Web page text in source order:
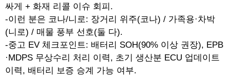
싸게 + 화재 리콜 이슈 회피.
-이런 분은 코나/니로: 장거리 위주(코나) / 가족용·차박
(니로) / 매물 풍부 선호(둘 다).
-중고 EV 체크포인트: 배터리 SOH(90% 이상 권장), EPB
·MDPS 무상수리 처리 이력, 초기 생산분 ECU 업데이트
이력, 배터리 보증 승계 가능 여부.